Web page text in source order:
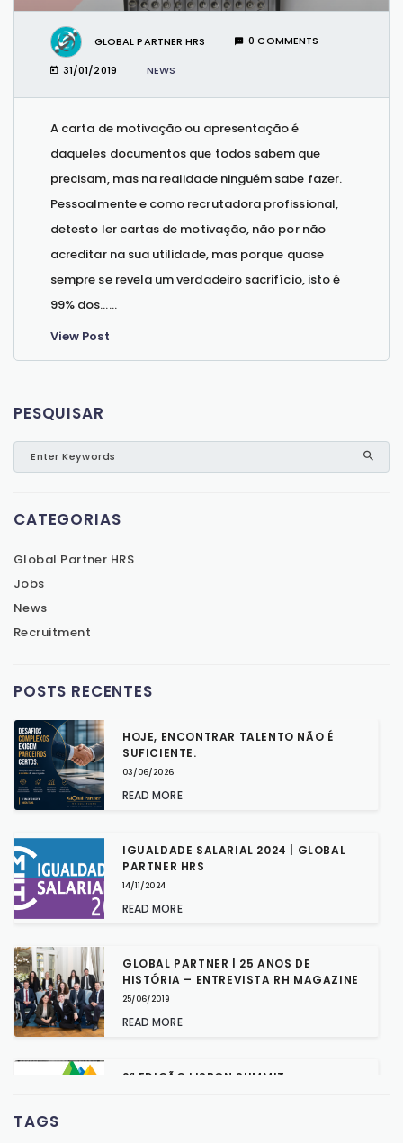
GLOBAL PARTNER HRS 0 COMMENTS
31/01/2019 NEWS
A carta de motivação ou apresentação é
daqueles documentos que todos sabem que
precisam, mas na realidade ninguém sabe fazer.
Pessoalmente e como recrutadora profissional,
detesto ler cartas de motivação, não por não
acreditar na sua utilidade, mas porque quase
sempre se revela um verdadeiro sacrifício, isto é
99% dos…...
View Post
PESQUISAR
CATEGORIAS
Global Partner HRS
Jobs
News
Recruitment
POSTS RECENTES
HOJE, ENCONTRAR TALENTO NÃO É
SUFICIENTE.
03/06/2026
READ MORE
IGUALDADE SALARIAL 2024 | GLOBAL
PARTNER HRS
14/11/2024
READ MORE
GLOBAL PARTNER | 25 ANOS DE
HISTÓRIA – ENTREVISTA RH MAGAZINE
25/06/2019
READ MORE
2ª EDIÇÃO LISBON SUMMIT
TAGS